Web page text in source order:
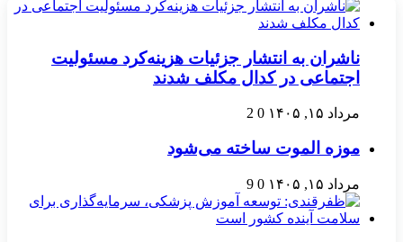
ناشران به انتشار جزئیات هزینه‌کرد مسئولیت
اجتماعی در کدال مکلف شدند
مرداد ۱۵, ۱۴۰۵ 0
2
موزه الموت ساخته می‌شود
مرداد ۱۵, ۱۴۰۵ 0
9